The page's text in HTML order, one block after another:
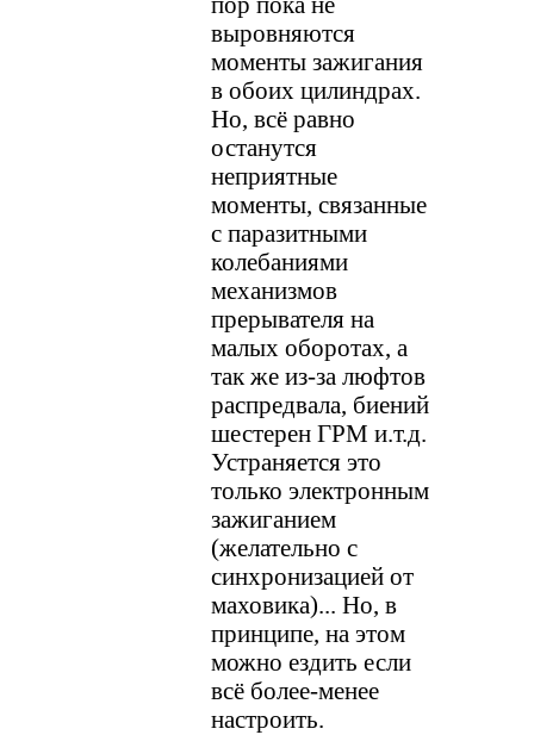
выровняются
моменты зажигания
в обоих цилиндрах.
Но, всё равно
останутся
неприятные
моменты, связанные
с паразитными
колебаниями
механизмов
прерывателя на
малых оборотах, а
так же из-за люфтов
распредвала, биений
шестерен ГРМ и.т.д.
Устраняется это
только электронным
зажиганием
(желательно с
синхронизацией от
маховика)... Но, в
принципе, на этом
можно ездить если
всё более-менее
настроить.